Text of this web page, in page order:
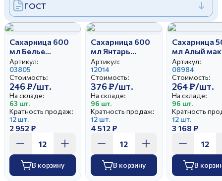
ГОСТ
Сахарница 600
мл Белье
Гранатовый
Артикул:
03805
Стоимость:
246 ₽/шт.
На складе:
63 шт.
Кратность продаж:
12 шт.
2 952 ₽
В корзину
Сахарница 600
мл Янтарь
Натюрморт
Артикул:
12014
Стоимость:
376 ₽/шт.
На складе:
96 шт.
Кратность продаж:
12 шт.
4 512 ₽
В корзину
Сахарница
мл Алый мак
Рубин
Артикул:
08984
Стоимость:
264 ₽/шт.
На складе:
96 шт.
Кратность
12 шт.
3 168 ₽
В